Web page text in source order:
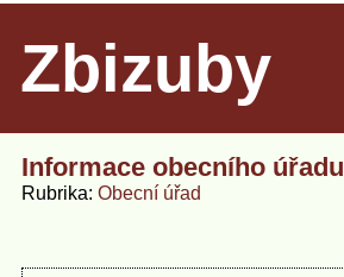
Zbizuby
Informace obecního úřadu
Rubrika Obecní úřad